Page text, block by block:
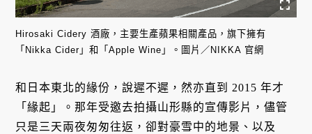
Hirosaki Cidery 酒廠，主要生產蘋果相關產品，旗下擁有
「Nikka Cider」和「Apple Wine」。圖片／NIKKA 官網
和日本東北的緣份，說遲不遲，然亦直到 2015 年才
「緣起」。那年受邀去拍攝山形縣的宣傳影片，儘管
只是三天兩夜匆匆往返，卻對豪雪中的地景、以及